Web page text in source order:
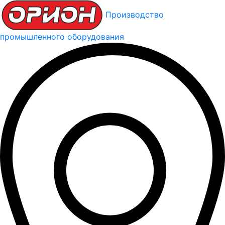
Производство
промышленного оборудования